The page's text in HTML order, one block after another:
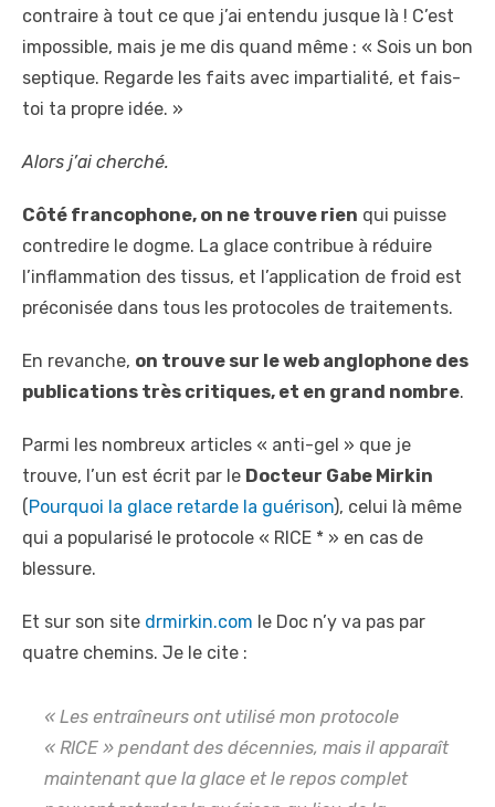
contraire à tout ce que j’ai entendu jusque là ! C’est
impossible, mais je me dis quand même : « Sois un bon
septique. Regarde les faits avec impartialité, et fais-
toi ta propre idée. »
Alors j’ai cherché.
Côté francophone, on ne trouve rien qui puisse
contredire le dogme. La glace contribue à réduire
l’inflammation des tissus, et l’application de froid est
préconisée dans tous les protocoles de traitements.
En revanche, on trouve sur le web anglophone des
publications très critiques, et en grand nombre.
Parmi les nombreux articles « anti-gel » que je
trouve, l’un est écrit par le Docteur Gabe Mirkin
(Pourquoi la glace retarde la guérison), celui là même
qui a popularisé le protocole « RICE * » en cas de
blessure.
Et sur son site drmirkin.com le Doc n’y va pas par
quatre chemins. Je le cite :
« Les entraîneurs ont utilisé mon protocole
« RICE » pendant des décennies, mais il apparaît
maintenant que la glace et le repos complet